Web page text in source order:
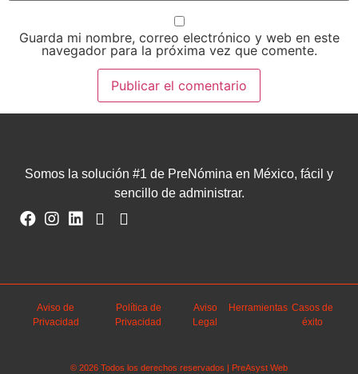
Guarda mi nombre, correo electrónico y web en este
navegador para la próxima vez que comente.
Somos la solución #1 de PreNómina en México, fácil y
sencillo de administrar.
Aviso de
Privacidad
Política de
Privacidad
Aviso
Legal
Herramientas Casos de
éxito
© 2026 Todos los derechos reservados | PreAsyst Web